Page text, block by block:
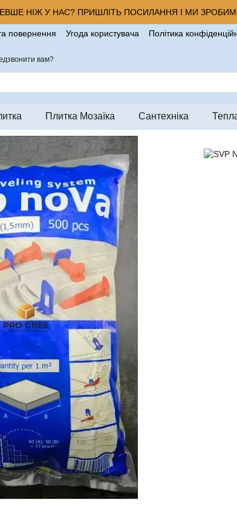
НІЖ У НАС? ПРИШЛІТЬ ПОСИЛАННЯ І МИ
повернення Угода користувача
Політика
вам?
Плитка Мозаїка Сантехніка